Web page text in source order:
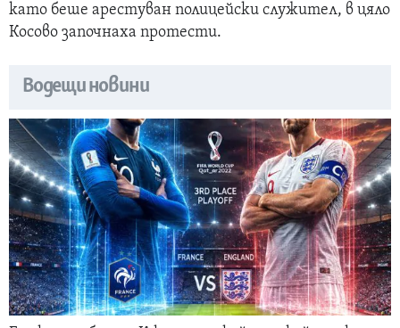
като беше арестуван полицейски служител, в цяло
Косово започнаха протести.
Водещи новини